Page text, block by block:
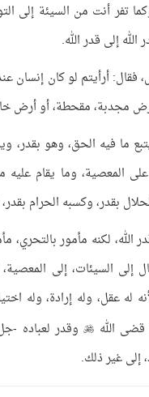
تفر أنت من السيئة إلى
الله إلى قدر الله.
أرأيتم لو كان إنسان
مجدبة، مقحطة، أو أرض
ما فيه الحق، وهو بقدر،
المعصية، وما يقام عليه
بقدر، وكسبه الحرام
الله، لكنه مأمور بالتحري،
إلى السيئات، إلى
له عقل، وله إرادة، وله
الله وقدر لعباده -
إلى غير ذلك.